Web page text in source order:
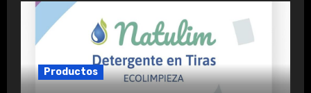
Productos